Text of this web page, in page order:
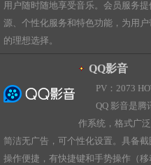
用户随时随地享受音乐。会员服务
源、个性化服务和特色功能，为用
的理想选择。
QQ影音
PV：2073
QQ 影音是腾
作系统，格式广
简洁无广告，可个性化设置。具备
操作便捷，有快捷键和手势操作（